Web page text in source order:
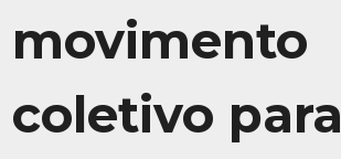
movimento
coletivo para